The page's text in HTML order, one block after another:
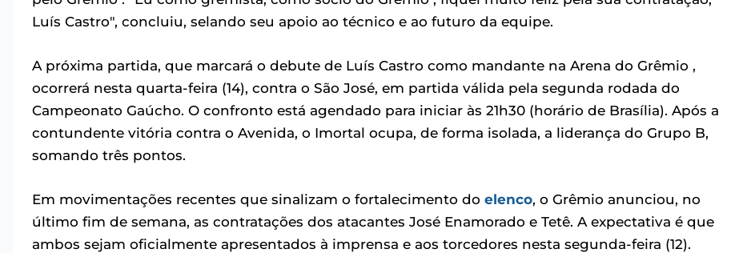
Luís Castro", concluiu, selando seu apoio ao técnico e ao futuro da equipe.
A próxima partida, que marcará o debute de Luís Castro como mandante na Arena do Grêmio ,
ocorrerá nesta quarta-feira (14), contra o São José, em partida válida pela segunda rodada do
Campeonato Gaúcho. O confronto está agendado para iniciar às 21h30 (horário de Brasília). Após a
contundente vitória contra o Avenida, o Imortal ocupa, de forma isolada, a liderança do Grupo B,
somando três pontos.
Em movimentações recentes que sinalizam o fortalecimento do elenco, o Grêmio anunciou, no
último fim de semana, as contratações dos atacantes José Enamorado e Tetê. A expectativa é que
ambos sejam oficialmente apresentados à imprensa e aos torcedores nesta segunda-feira (12).